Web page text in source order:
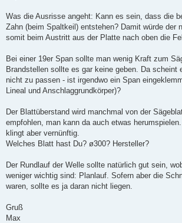
Was die Ausrisse angeht: Kann es sein, dass die
Zahn (beim Spaltkeil) entstehen? Damit würde der
somit beim Austritt aus der Platte nach oben die
Bei einer 19er Span sollte man wenig Kraft zum
Brandstellen sollte es gar keine geben. Da scheint
nicht zu passen - ist irgendwo ein Span
Lineal und Anschlaggrundkörper)?
Der Blattüberstand wird manchmal von der
empfohlen, man kann da auch etwas
klingt aber vernünftig.
Welches Blatt hast Du? ø300? Hersteller?
Der Rundlauf der Welle sollte natürlich gut sein,
weniger wichtig sind: Planlauf. Sofern aber die
waren, sollte es ja daran nicht liegen.
Gruß
Max